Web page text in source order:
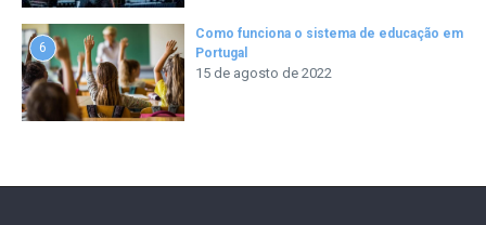
6
Como funciona o sistema de educação em
Portugal
15 de agosto de 2022